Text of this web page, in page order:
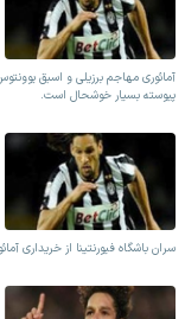
آمائوری مهاجم برزیلی و اسبق
پیوسته بسیار خوشحال است.
سران باشگاه فیورنتینا از خریداری